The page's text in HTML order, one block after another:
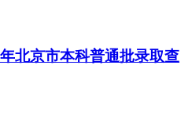
北京市本科普通批录取查